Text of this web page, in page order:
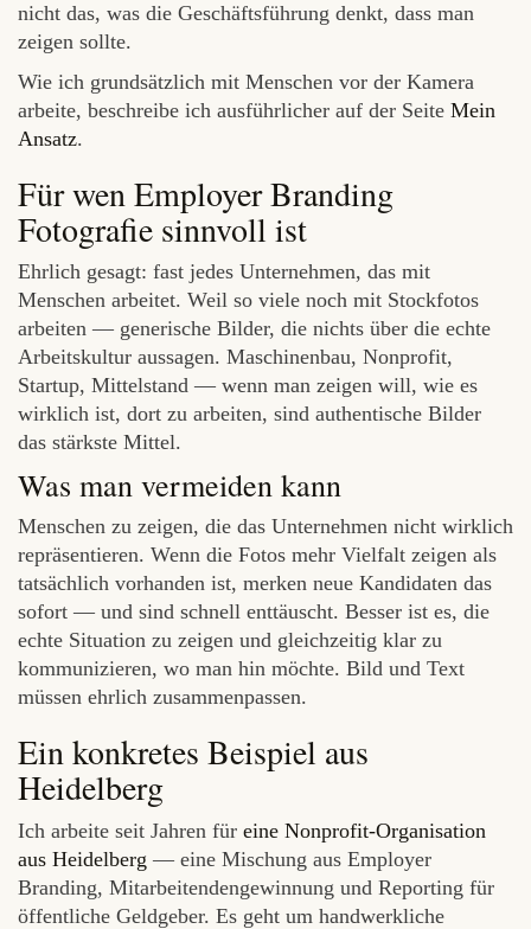
nicht das, was die Geschäftsführung denkt, dass man
zeigen sollte.
Wie ich grundsätzlich mit Menschen vor der Kamera
arbeite, beschreibe ich ausführlicher auf der Seite Mein
Ansatz.
Für wen Employer Branding
Fotografie sinnvoll ist
Ehrlich gesagt: fast jedes Unternehmen, das mit
Menschen arbeitet. Weil so viele noch mit Stockfotos
arbeiten — generische Bilder, die nichts über die echte
Arbeitskultur aussagen. Maschinenbau, Nonprofit,
Startup, Mittelstand — wenn man zeigen will, wie es
wirklich ist, dort zu arbeiten, sind authentische Bilder
das stärkste Mittel.
Was man vermeiden kann
Menschen zu zeigen, die das Unternehmen nicht wirklich
repräsentieren. Wenn die Fotos mehr Vielfalt zeigen als
tatsächlich vorhanden ist, merken neue Kandidaten das
sofort — und sind schnell enttäuscht. Besser ist es, die
echte Situation zu zeigen und gleichzeitig klar zu
kommunizieren, wo man hin möchte. Bild und Text
müssen ehrlich zusammenpassen.
Ein konkretes Beispiel aus
Heidelberg
Ich arbeite seit Jahren für eine Nonprofit-Organisation
aus Heidelberg — eine Mischung aus Employer
Branding, Mitarbeitendengewinnung und Reporting für
öffentliche Geldgeber. Es geht um handwerkliche